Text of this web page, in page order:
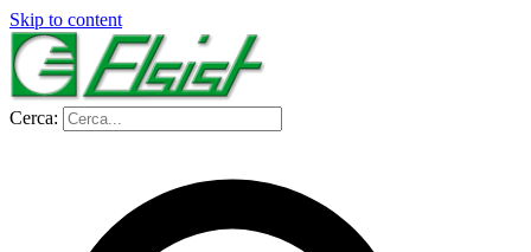
Skip to content
Cerca: